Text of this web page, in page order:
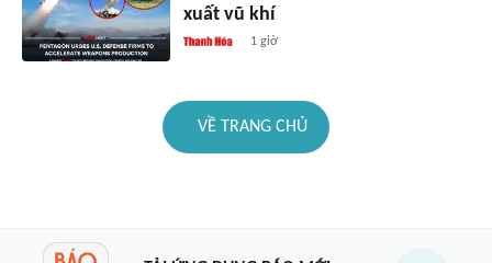
xuất vũ khí
1 giờ
VỀ TRANG CHỦ